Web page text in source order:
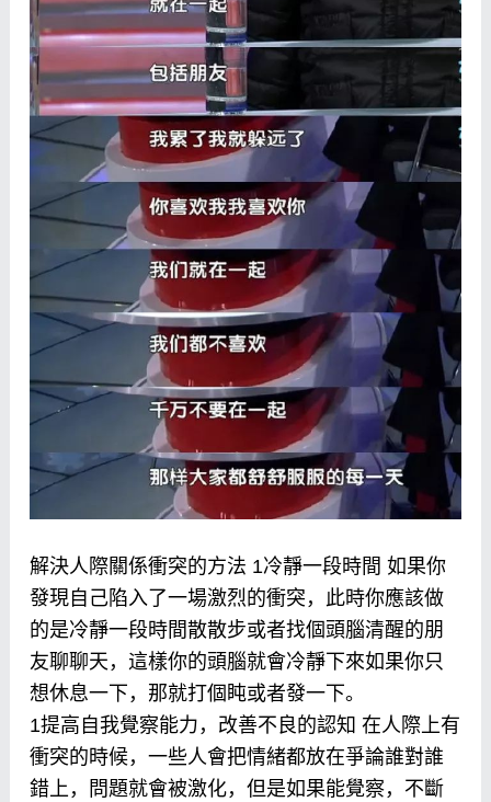
解決人際關係衝突的方法 1冷靜一段時間 如果你
發現自己陷入了一場激烈的衝突，此時你應該做
的是冷靜一段時間散散步或者找個頭腦清醒的朋
友聊聊天，這樣你的頭腦就會冷靜下來如果你只
想休息一下，那就打個盹或者發一下。
1提高自我覺察能力，改善不良的認知 在人際上有
衝突的時候，一些人會把情緒都放在爭論誰對誰
錯上，問題就會被激化，但是如果能覺察，不斷